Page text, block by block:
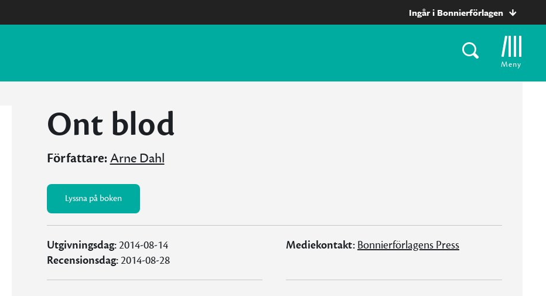
Ingår i Bonnierförlagen
Meny
Ont blod
Författare:Arne Dahl
Lyssna på boken
Utgivningsdag:2014-08-14
Recensionsdag:2014-08-28
Mediekontakt: Bonnierförlagens Press